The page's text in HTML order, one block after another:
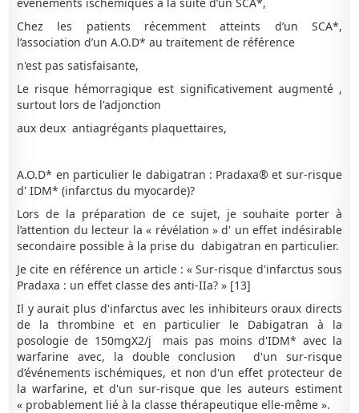
Chez les patients récemment atteints d’un SCA*,
l’association d’un A.O.D* au traitement de référence
n'est pas satisfaisante,
Le risque hémorragique est significativement augmenté ,
surtout lors de l'adjonction
aux deux antiagrégants plaquettaires,
A.O.D* en particulier le dabigatran : Pradaxa® et sur-risque
d' IDM* (infarctus du myocarde)?
Lors de la préparation de ce sujet, je souhaite porter à
l’attention du lecteur la « révélation » d' un effet indésirable
secondaire possible à la prise du dabigatran en particulier.
Je cite en référence un article : « Sur-risque d'infarctus sous
Pradaxa : un effet classe des anti-IIa? » [13]
Il y aurait plus d'infarctus avec les inhibiteurs oraux directs
de la thrombine et en particulier le Dabigatran à la
posologie de 150mgX2/j mais pas moins d'IDM* avec la
warfarine avec, la double conclusion d'un sur-risque
d’événements ischémiques, et non d'un effet protecteur de
la warfarine, et d'un sur-risque que les auteurs estiment
« probablement lié à la classe thérapeutique elle-même ».